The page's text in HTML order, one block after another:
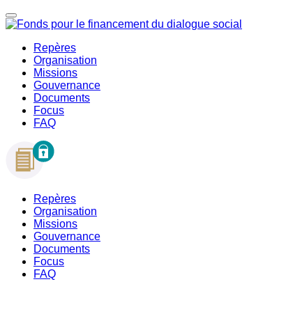
Repères
Organisation
Missions
Gouvernance
Documents
Focus
FAQ
Repères
Organisation
Missions
Gouvernance
Documents
Focus
FAQ